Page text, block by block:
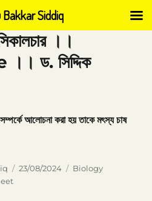
।।
ড. সিদ্দিক
সম্পর্কেআলোচনাকরাহয়তাকেমৎস্যচাষ
Posted
23/08/2024 Categories
Biology
Bakkar Siddiq